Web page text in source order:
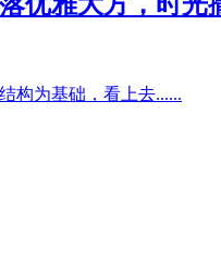
构为基础，看上去......